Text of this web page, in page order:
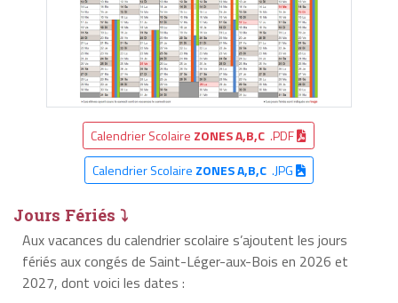
Calendrier Scolaire ZONES A,B,C .PDF
Calendrier Scolaire ZONES A,B,C.JPG
Jours Fériés ⤵
Aux vacances du calendrier scolaire s’ajoutent les jours
fériés aux congés de Saint-Léger-aux-Bois en 2026 et
2027, dont voici les dates :